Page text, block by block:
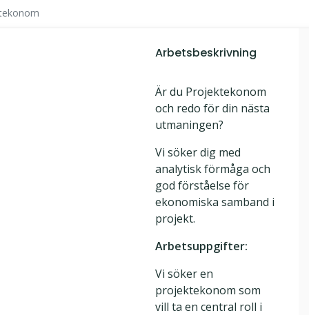
Arbetsbeskrivning
Är du Projektekonom
och redo för din nästa
utmaningen?
Vi söker dig med
analytisk förmåga och
god förståelse för
ekonomiska samband i
projekt.
Arbetsuppgifter:
Vi söker en
projektekonom som
vill ta en central roll i